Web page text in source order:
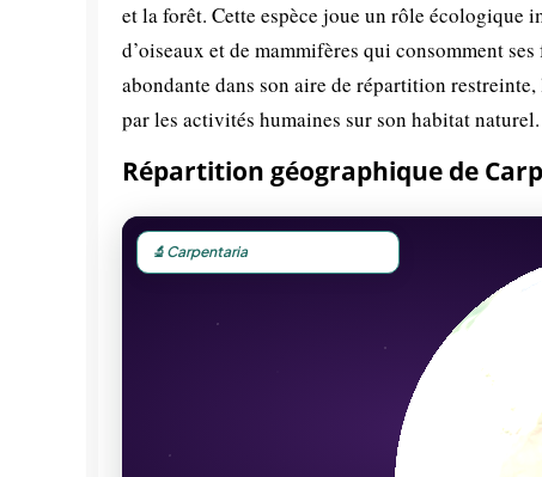
et la forêt. Cette espèce joue un rôle écologique
d’oiseaux et de mammifères qui consomment
abondante dans son aire de répartition
par les activités humaines sur son habitat naturel.
Répartition géographique de